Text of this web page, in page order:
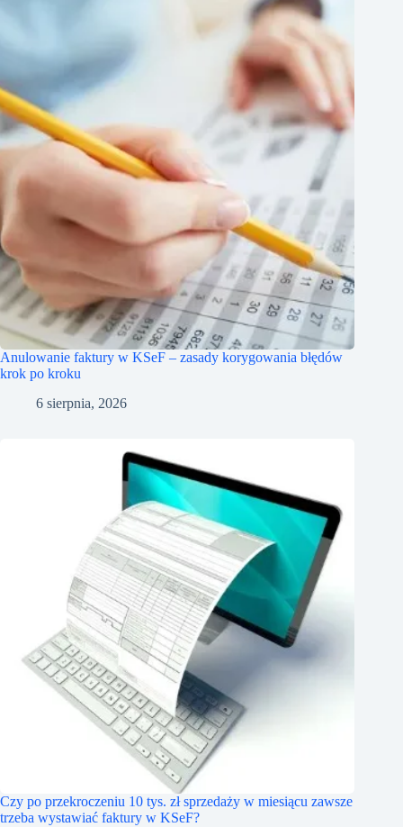
Anulowanie faktury w KSeF – zasady korygowania błędów
krok po kroku
6 sierpnia, 2026
Czy po przekroczeniu 10 tys. zł sprzedaży w miesiącu zawsze
trzeba wystawiać faktury w KSeF?